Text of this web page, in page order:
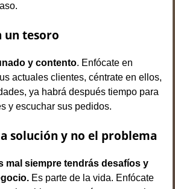
un tesoro
y contento. Enfócate en
actuales clientes, céntrate en ellos,
ya habrá después tiempo para
y escuchar sus pedidos.
solución y no el problema
mal siempre tendrás desafíos y
Es parte de la vida. Enfócate